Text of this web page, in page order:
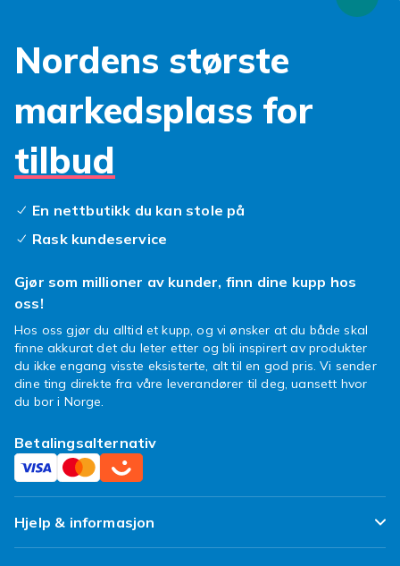
Nordens største
markedsplass for
tilbud
En nettbutikk du kan stole på
Rask kundeservice
Gjør som millioner av kunder, finn dine kupp hos
oss!
Hos oss gjør du alltid et kupp, og vi ønsker at du både skal
finne akkurat det du leter etter og bli inspirert av produkter
du ikke engang visste eksisterte, alt til en god pris. Vi sender
dine ting direkte fra våre leverandører til deg, uansett hvor
du bor i Norge.
Betalingsalternativ
Hjelp & informasjon